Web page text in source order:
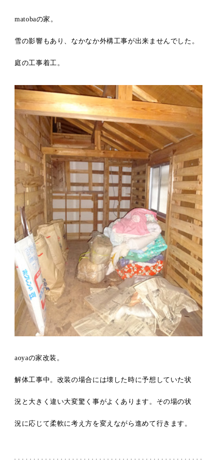
matobaの家。
雪の影響もあり、なかなか外構工事が出来ませんでした。
庭の工事着工。
aoyaの家改装。
解体工事中。改装の場合には壊した時に予想していた状
況と大きく違い大変驚く事がよくあります。その場の状
況に応じて柔軟に考え方を変えながら進めて行きます。